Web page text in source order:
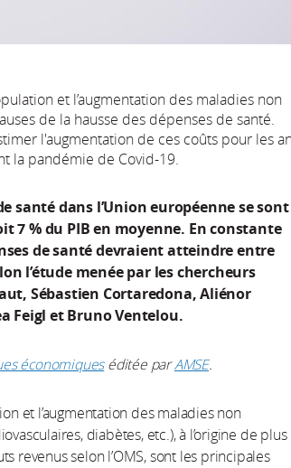
et l’augmentation des maladies non
de la hausse des dépenses de santé.
l'augmentation de ces coûts pour les
la pandémie de Covid-19.
santé dans l’Union européenne se sont
7 % du PIB en moyenne. En constante
de santé devraient atteindre entre
l’étude menée par les chercheurs
Sébastien Cortaredona, Aliénor
Feigl et Bruno Ventelou.
économiqueséditée parAMSE.
et l’augmentation des maladies non
diabètes, etc.), à l’origine de plus
revenus selon l’OMS, sont les principales